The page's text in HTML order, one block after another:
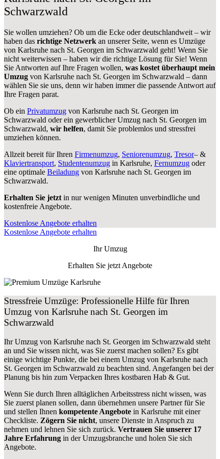
Schwarzwald
Sie wollen umziehen? Ob um die Ecke oder deutschlandweit – wir
haben das richtige Netzwerk an unserer Seite, wenn es Umzüge
von Karlsruhe nach St. Georgen im Schwarzwald geht! Wenn Sie
nicht weiterwissen – haben wir die richtige Lösung für Sie! Wenn
Sie Antworten auf Ihre Fragen wollen, was kostet überhaupt mein
Umzug von Karlsruhe nach St. Georgen im Schwarzwald – dann
wählen Sie sie uns, denn wir haben immer die passende Antwort auf
Ihre Fragen parat.
Ob ein Privatumzug von Karlsruhe nach St. Georgen im
Schwarzwald oder ein gewerblicher Umzug nach St. Georgen im
Schwarzwald, wir helfen, damit Sie problemlos und stressfrei
umziehen können.
Allzeit bereit für Ihren Firmenumzug, Seniorenumzug, Tresor– &
Klaviertransport, Studentenumzug in Karlsruhe, Fernumzug oder
eine optimale Beiladung von Karlsruhe nach St. Georgen im
Schwarzwald.
Erhalten Sie jetzt in nur wenigen Minuten unverbindliche und
kostenfreie Angebote.
Kostenlose Angebote erhalten
Kostenlose Angebote erhalten
Ihr Umzug
Erhalten Sie jetzt Angebote
Stressfreie Umzüge: Professionelle Hilfe für Ihren
Umzug von Karlsruhe nach St. Georgen im
Schwarzwald
Ihr Umzug von Karlsruhe nach St. Georgen im Schwarzwald steht
an und Sie wissen nicht, was Sie zuerst machen sollen? Es gibt
einige wichtige Punkte, die bei einem Umzug von Karlsruhe nach
St. Georgen im Schwarzwald zu beachten sind. Angefangen bei der
Planung bis hin zum Verpacken Ihres kostbaren Hab & Gut.
Wenn Sie durch Ihren alltäglichen Arbeitsstress nicht wissen, was
Sie zuerst planen sollen, dann übernehmen unsere Partner für Sie
und stellen Ihnen kompetente Angebote in Karlsruhe mit einer
Checkliste. Zögern Sie nicht, unsere Dienste in Anspruch zu
nehmen und lehnen Sie sich zurück. Vertrauen Sie unserer 17
Jahre Erfahrung in der Umzugsbranche und holen Sie sich
Angebote.